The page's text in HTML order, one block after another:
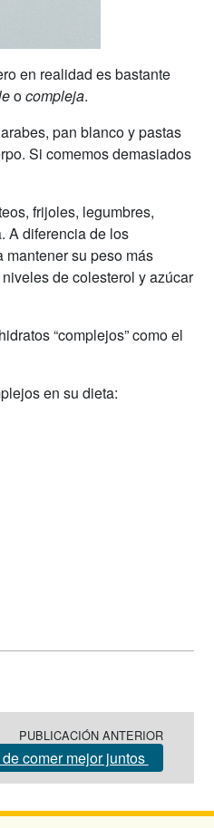
en realidad es bastante
ocompleja.
pan blanco y pastas
Si comemos demasiados
frijoles, legumbres,
A diferencia de los
su peso más
de colesterol y azúcar
“complejos” como el
en su dieta:
PUBLICACIÓN ANTERIOR
comer mejor juntos